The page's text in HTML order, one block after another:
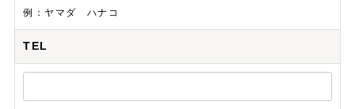
例：ヤマダ ハナコ
TEL